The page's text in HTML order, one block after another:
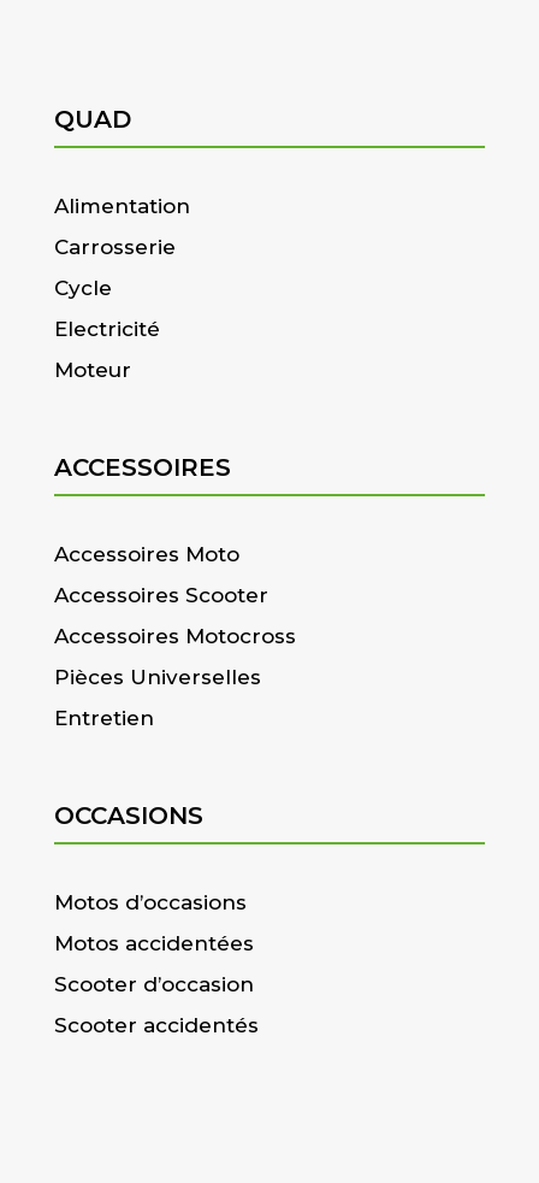
QUAD
Alimentation
Carrosserie
Cycle
Electricité
Moteur
ACCESSOIRES
Accessoires Moto
Accessoires Scooter
Accessoires Motocross
Pièces Universelles
Entretien
OCCASIONS
Motos d’occasions
Motos accidentées
Scooter d’occasion
Scooter accidentés